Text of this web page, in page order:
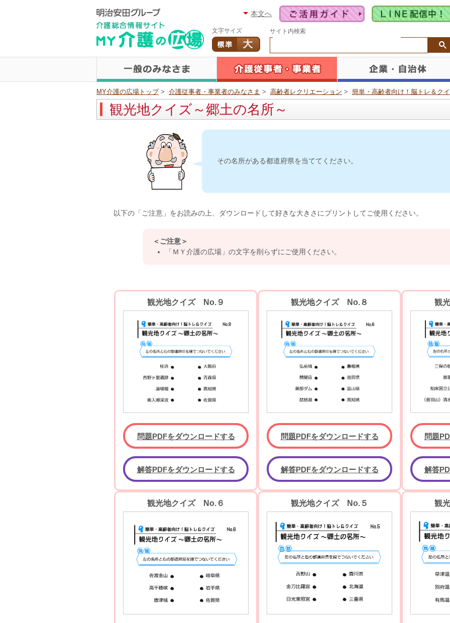
本文へ
文字サイズ サイト内検索
MY介護の広場トップ> 介護従事者・事業者のみなさま > 高齢者レクリエーション > 簡単・高齢者向け！脳トレ＆ク
観光地クイズ～郷土の名所～
その名所がある都道府県を当ててください。
以下の「ご注意」をお読みの上、ダウンロードして好きな大きさにプリントしてご使用ください。
＜ご注意＞
「ＭＹ介護の広場」の文字を削らずにご使用ください。
観光地クイズ No.９
問題PDFをダウンロードする
解答PDFをダウンロードする
観光地クイズ No.８
問題PDFをダウンロードする
解答PDFをダウンロードする
観
問題
解答
観光地クイズ No.６ 観光地クイズ No.５ 観